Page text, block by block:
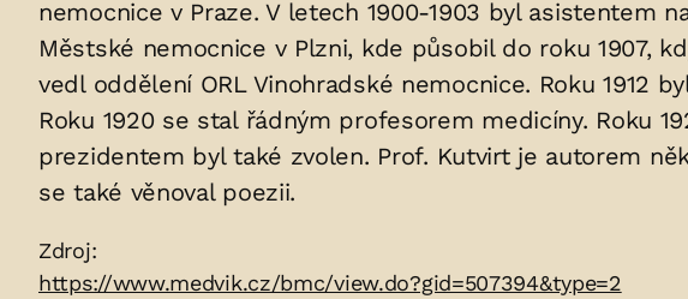
uložených
v
hrobu:
nemocnice v Praze. V letech 1900-1903 byl asistentem
Městské nemocnice v Plzni, kde působil do roku 1907,
vedl oddělení ORL Vinohradské nemocnice. Roku 1912
Roku 1920 se stal řádným profesorem medicíny. Roku
prezidentem byl také zvolen. Prof. Kutvirt je autorem
se také věnoval poezii.
Zdroje:
Zdroj:
https://www.medvik.cz/bmc/view.do?gid=507394&type=2